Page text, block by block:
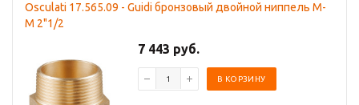
Osculati 17.565.09 - Guidi бронзовый двойной ниппель M-
M 2"1/2
7 443 руб.
В КОРЗИНУ